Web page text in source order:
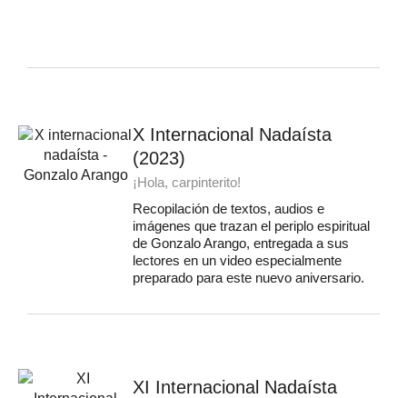
X Internacional Nadaísta
(2023)
¡Hola, carpinterito!
Recopilación de textos, audios e
imágenes que trazan el periplo espiritual
de Gonzalo Arango, entregada a sus
lectores en un video especialmente
preparado para este nuevo aniversario.
XI Internacional Nadaísta